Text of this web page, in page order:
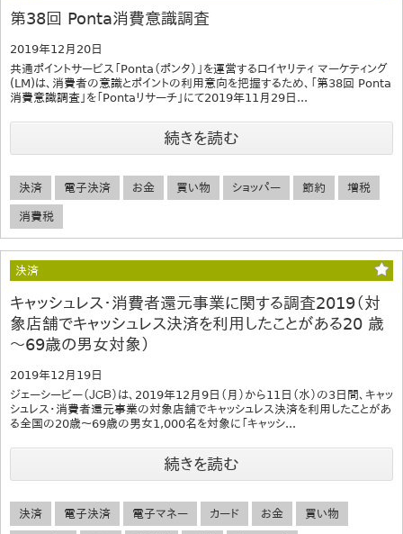
第38回 Ponta消費意識調査
2019年12月20日
共通ポイントサービス「Ponta（ポンタ）」を運営するロイヤリティ マーケティング
(LM)は、消費者の意識とポイントの利用意向を把握するため、「第38回 Ponta
消費意識調査」を「Pontaリサーチ」にて2019年11月29日...
続きを読む
決済 電子決済 お金 買い物 ショッパー 節約 増税
消費税
決済
キャッシュレス・消費者還元事業に関する調査2019（対
象店舗でキャッシュレス決済を利用したことがある20 歳
～69歳の男女対象）
2019年12月19日
ジェーシービー（ＪＣＢ）は、2019年12月9日（月）から11日（水）の3日間、キャッ
シュレス・消費者還元事業の対象店舗でキャッシュレス決済を利用したことがあ
る全国の20歳～69歳の男女1,000名を対象に「キャッシ...
続きを読む
決済 電子決済 電子マネー カード お金 買い物